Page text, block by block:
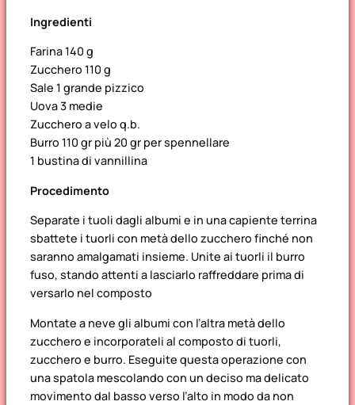
Ingredienti
Farina 140 g
Zucchero 110 g
Sale 1 grande pizzico
Uova 3 medie
Zucchero a velo q.b.
Burro 110 gr più 20 gr per spennellare
1 bustina di vannillina
Procedimento
Separate i tuoli dagli albumi e in una capiente terrina
sbattete i tuorli con metà dello zucchero finché non
saranno amalgamati insieme. Unite ai tuorli il burro
fuso, stando attenti a lasciarlo raffreddare prima di
versarlo nel composto
Montate a neve gli albumi con l’altra metà dello
zucchero e incorporateli al composto di tuorli,
zucchero e burro. Eseguite questa operazione con
una spatola mescolando con un deciso ma delicato
movimento dal basso verso l’alto in modo da non